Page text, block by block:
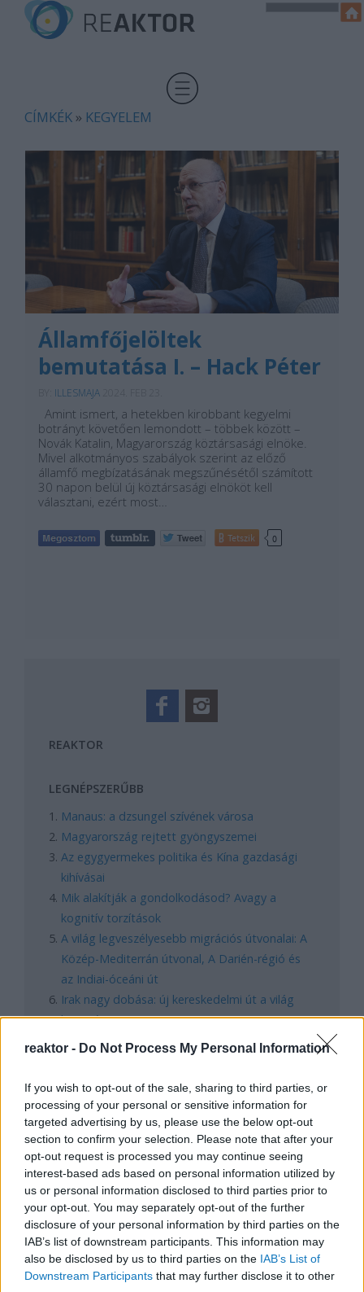
reaktor - Do Not Process My Personal Information
If you wish to opt-out of the sale, sharing to third parties, or
processing of your personal or sensitive information for
targeted advertising by us, please use the below opt-out
section to confirm your selection. Please note that after your
opt-out request is processed you may continue seeing
interest-based ads based on personal information utilized by
us or personal information disclosed to third parties prior to
your opt-out. You may separately opt-out of the further
disclosure of your personal information by third parties on the
IAB’s list of downstream participants. This information may
also be disclosed by us to third parties on the IAB’s List of
Downstream Participants that may further disclose it to other
CÍMKÉK » KEGYELEM
Államfőjelöltek
bemutatása I. – Hack Péter
ILLESMAJA
Amint ismert, a hetekben kirobbant kegyelmi
botrányt követően lemondott – többek között –
Novák Katalin, Magyarország köztársasági elnöke.
Mivel alkotmányos szabályok szerint az előző
államfő megbízatásának megszűnésétől számított
30 napon belül új köztársasági elnököt kell
választani, ezért most…
Tetszik 0
REAKTOR
LEGNÉPSZERŰBB
Manaus: a dzsungel szívének városa
Magyarország rejtett gyöngyszemei
Az egygyermekes politika és Kína gazdasági
kihívásai
Mik alakítják a gondolkodásod? Avagy a
kognitív torzítások
A világ legveszélyesebb migrációs útvonalai: A
Közép-Mediterrán útvonal, A Darién-régió és
az Indiai-óceáni út
Irak nagy dobása: új kereskedelmi út a világ
közepén
LEGFRISSEBB